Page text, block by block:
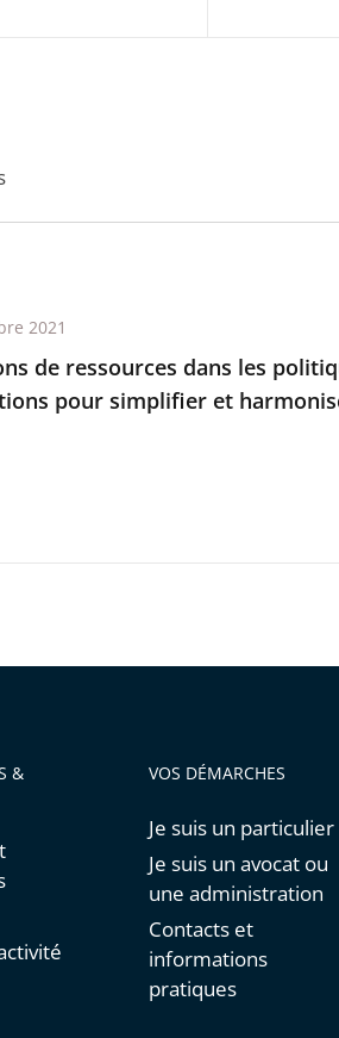
de ressources dans les
pour simplifier et
2021
&
VOS DÉMARCHES
Je suis un particulier
Je suis un avocat ou
une administration
Contacts et
informations
pratiques